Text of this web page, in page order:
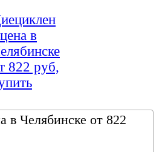
в
822 руб,
в Челябинске от 822